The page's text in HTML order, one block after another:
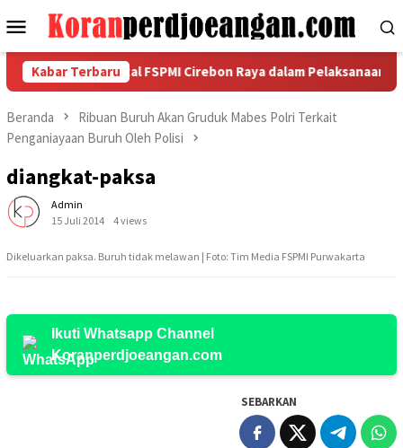
ke
Menu
Mobile
Kabar Terbaru
Garda Metal FSPMI Cirebon Raya dalam Pelaksanaan Pra
Beranda
Ribuan Buruh Akan Gruduk Mabes Polri Terkait
Penganiayaan Buruh Oleh Polisi
diangkat-paksa
Admin
15 Juli 2014
4 views
Dikeluarkan paksa. Buruh tidak melawan | Foto: Tim Media FSPMI Purwakarta
Ikuti Whatsapp Channel
Koranperdjoeangan.com
SEBARKAN